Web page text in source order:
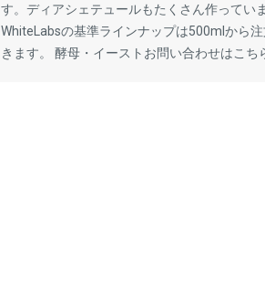
す。ディアシェテュールもたくさん作っていま
WhiteLabsの基準ラインナップは500mlから
きます。 酵母・イーストお問い合わせはこち